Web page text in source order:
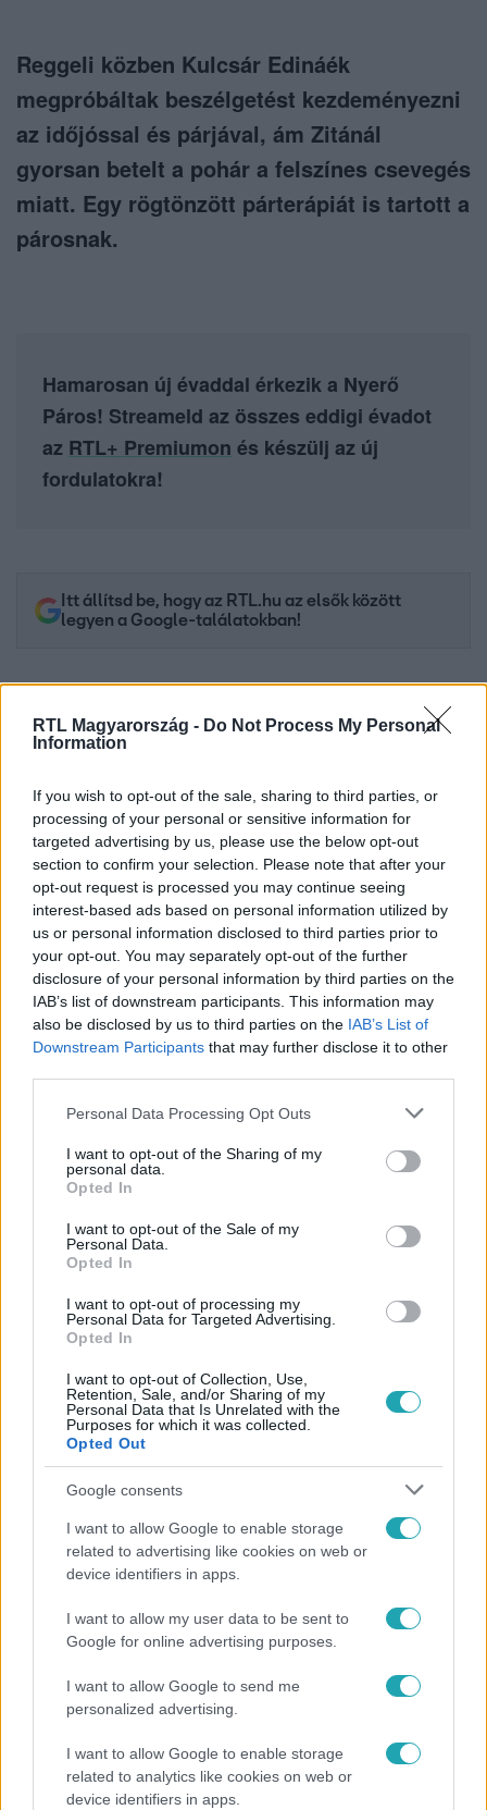
RTL Magyarország - Do Not Process My Personal
Information
If you wish to opt-out of the sale, sharing to third parties, or
processing of your personal or sensitive information for
targeted advertising by us, please use the below opt-out
section to confirm your selection. Please note that after your
opt-out request is processed you may continue seeing
interest-based ads based on personal information utilized by
us or personal information disclosed to third parties prior to
your opt-out. You may separately opt-out of the further
disclosure of your personal information by third parties on the
IAB’s list of downstream participants. This information may
also be disclosed by us to third parties on the IAB’s List of
Downstream Participants that may further disclose it to other
Please note that this website/app uses one or more Google
not limited to your visit or usage behaviour. You may click to
grant or deny consent to Google and its third-party tags to
use your data for below specified purposes in below Google
consent section.
Personal Data Processing Opt Outs
I want to opt-out of the Sharing of my
personal data.
Opted In
I want to opt-out of the Sale of my
Personal Data.
Opted In
I want to opt-out of processing my
Personal Data for Targeted Advertising.
Opted In
I want to opt-out of Collection, Use,
Retention, Sale, and/or Sharing of my
Personal Data that Is Unrelated with the
Purposes for which it was collected.
Opted Out
Google consents
I want to allow Google to enable storage
related to advertising like cookies on web or
device identifiers in apps.
I want to allow my user data to be sent to
Google for online advertising purposes.
I want to allow Google to send me
personalized advertising.
I want to allow Google to enable storage
related to analytics like cookies on web or
device identifiers in apps.
Reggeli közben Kulcsár Edináék
megpróbáltak beszélgetést kezdeményezni
az időjóssal és párjával, ám Zitánál
gyorsan betelt a pohár a felszínes csevegés
miatt. Egy rögtönzött párterápiát is tartott a
párosnak.
Hamarosan új évaddal érkezik a Nyerő
Páros! Streameld az összes eddigi évadot
az RTL+ Premiumon és készülj az új
fordulatokra!
Itt állítsd be, hogy az RTL.hu az elsők között
legyen a Google-találatokban!
Kövess minket, és értesülj a friss hírekről a
Facebookon is!
#RTL KLUB
SZÁRNYAS ATTILA
Népszerű
Reggeli
Átvonul a hidegfront az országon – így alakul a